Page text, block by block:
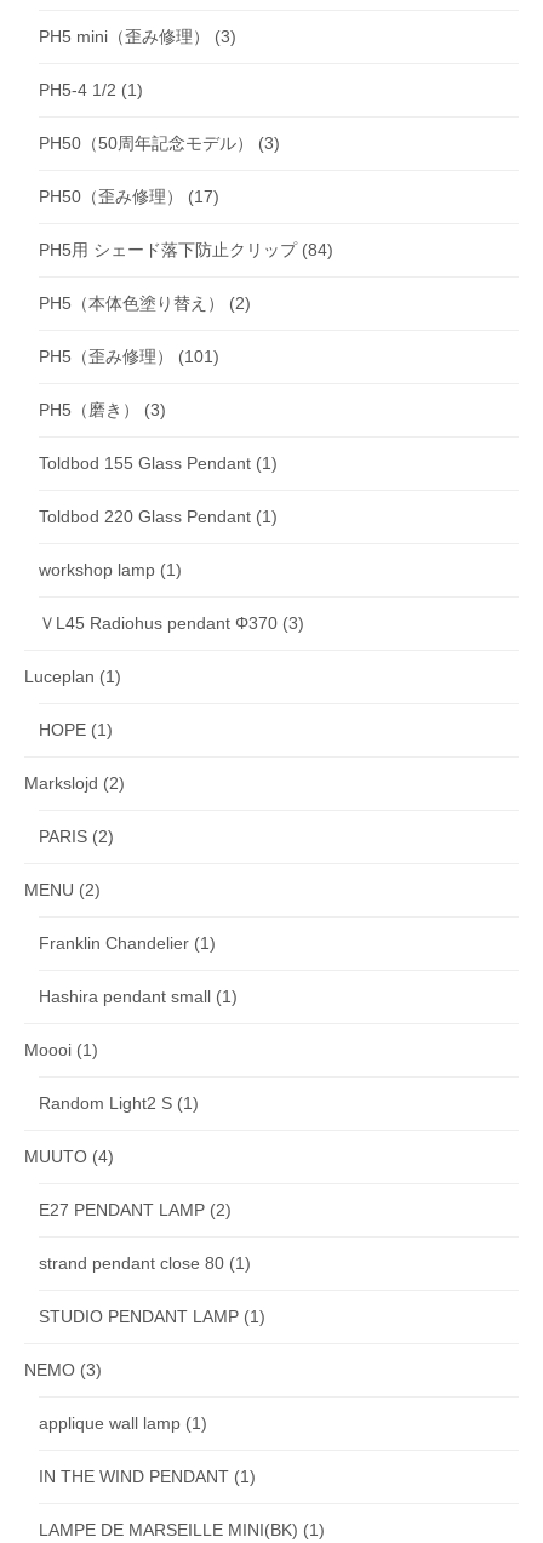
PH5 mini（歪み修理） (3)
PH5-4 1/2 (1)
PH50（50周年記念モデル） (3)
PH50（歪み修理） (17)
PH5用 シェード落下防止クリップ(84)
PH5（本体色塗り替え） (2)
PH5（歪み修理） (101)
PH5（磨き） (3)
Toldbod 155 Glass Pendant (1)
Toldbod 220 Glass Pendant (1)
workshop lamp (1)
ＶL45 Radiohus pendant Φ370 (3)
Luceplan (1)
HOPE (1)
Markslojd (2)
PARIS (2)
MENU (2)
Franklin Chandelier (1)
Hashira pendant small (1)
Moooi (1)
Random Light2 S (1)
MUUTO (4)
E27 PENDANT LAMP (2)
strand pendant close 80 (1)
STUDIO PENDANT LAMP (1)
NEMO (3)
applique wall lamp (1)
IN THE WIND PENDANT (1)
LAMPE DE MARSEILLE MINI(BK) (1)